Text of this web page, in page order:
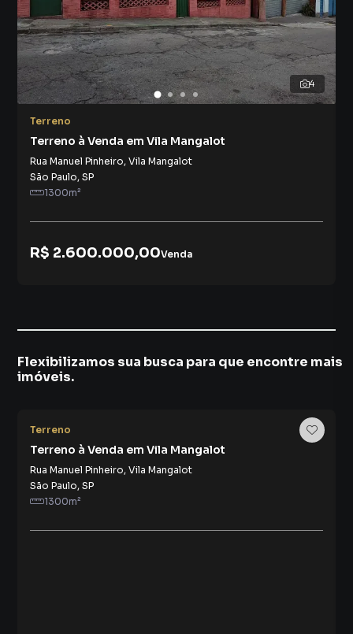
4
Terreno
Terreno à Venda em Vila Mangalot
Rua Manuel Pinheiro, Vila Mangalot
São Paulo, SP
1300m²
R$ 2.600.000,00Venda
Flexibilizamos sua busca para que encontre mais
imóveis.
Terreno
Terreno à Venda em Vila Mangalot
Rua Manuel Pinheiro, Vila Mangalot
São Paulo, SP
1300m²